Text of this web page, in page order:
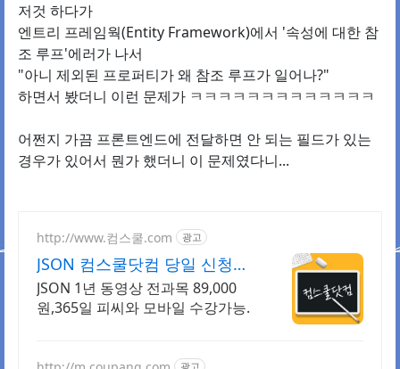
저것 하다가
엔트리 프레임웍(Entity Framework)에서 '속성에 대한 참
조 루프'에러가 나서
"아니 제외된 프로퍼티가 왜 참조 루프가 일어나?"
하면서 봤더니 이런 문제가 ㅋㅋㅋㅋㅋㅋㅋㅋㅋㅋㅋㅋㅋ
어쩐지 가끔 프론트엔드에 전달하면 안 되는 필드가 있는
경우가 있어서 뭔가 했더니 이 문제였다니...
http://www.컴스쿨.com 광고
JSON 컴스쿨닷컴 당일 신청&
결제시 기프티콘!
JSON 1년 동영상 전과목 89,000
원,365일 피씨와 모바일 수강가능.
광고